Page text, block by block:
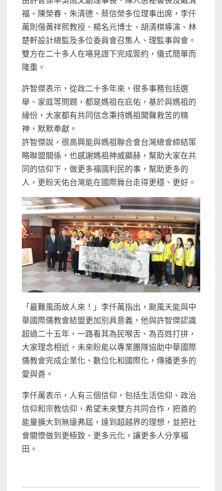
福、陳榮春、朱清德、蔡信榮多位理事出席，李仟
萬則偕黃祥𤋮教授、楊名元博士、胡清棋導演、林
楚軒設計總監及多位委員會召集人、理監事與會。
雙方在二十多人在場見證下完成簽約，儀式簡單而
隆重。
許智傑表示，從政二十多年來，很多事務包括選
舉、家庭等問題，都是媽祖在庇佑，基於與媽祖的
緣份，大家都有共同信念秉持媽祖聞聲救苦的精
神，默默奉獻。
許智傑說，很高興能與媽祖聯合會台灣總會締結策
略聯盟關係，也感謝媽祖神威顯赫，幫助大家在共
同的信仰下，做更多福國利民的事，幫助更多的
人，更盼天佑台灣能在國際舞台走得更穩、更好。
「最難風雨故人來！」李仟萬指出，颱風天能與中
華國際儒教會結盟更加別具意義，他與許智傑認識
超過二十五年，一路看其為民喉舌、為百姓打拼，
大家理念相近，未來盼能以專業團隊協助中華國際
儒教會完成企業化、數位化和國際化，傳播更多的
愛與善。
李仟萬表示，人有三個信仰，包括生活信仰、政治
信仰和宗教信仰，希望未來雙方共同合作，把善的
能量擴大到無遠弗屆，達到超越界的理想，並把社
會關懷做到更極致、更多元化，讓更多人分享福
田。